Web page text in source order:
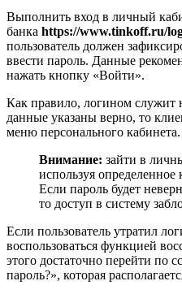
Выполнить вход в личный
банка https://www.tinkoff.ru/
пользователь должен
ввести пароль. Данные
нажать кнопку «Войти».
Как правило, логином служит
данные указаны верно, то
меню персонального кабинета.
Внимание: зайти в
используя определенное
Если пароль будет
то доступ в систему
Если пользователь утратил
воспользоваться функцией
этого достаточно перейти по
пароль?», которая